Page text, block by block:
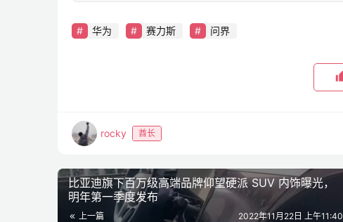
华为 赛力斯 问界
rocky 酋长
比亚迪旗下百万级高端品牌仰望硬派 SUV 内饰曝光，
明年第一季度发布
上一篇 2022年11月22日 上午11:40